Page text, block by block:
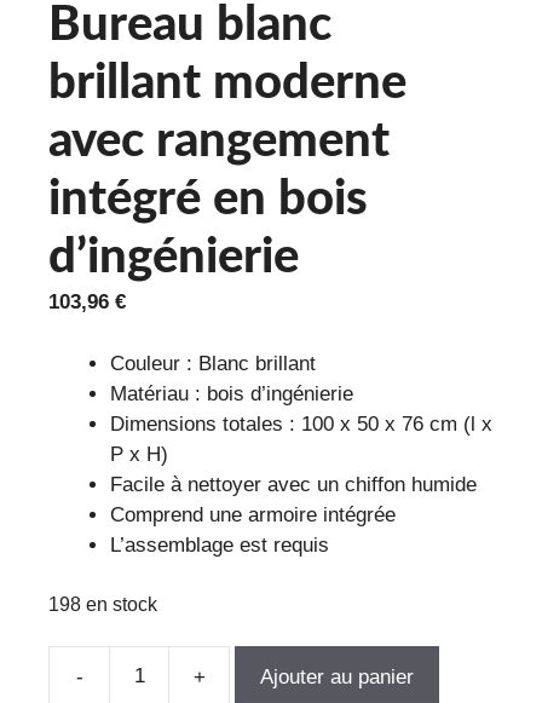
Bureau blanc
brillant moderne
avec rangement
intégré en bois
d’ingénierie
103,96 €
Couleur : Blanc brillant
Matériau : bois d’ingénierie
Dimensions totales : 100 x 50 x 76 cm (l x
P x H)
Facile à nettoyer avec un chiffon humide
Comprend une armoire intégrée
L’assemblage est requis
198 en stock
quantité
Ajouter au panier